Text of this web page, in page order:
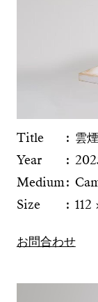
Title
雲
Year
Medium
Size
お問合わせ